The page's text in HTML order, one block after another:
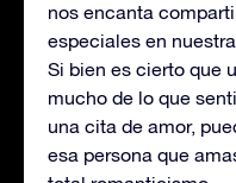
nos encanta
especiales en
Si bien es cierto que
mucho de lo que
una cita de amor,
esa persona que